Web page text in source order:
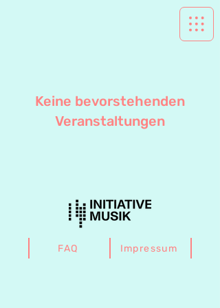
Keine bevorstehenden
Veranstaltungen
FAQ Impressum